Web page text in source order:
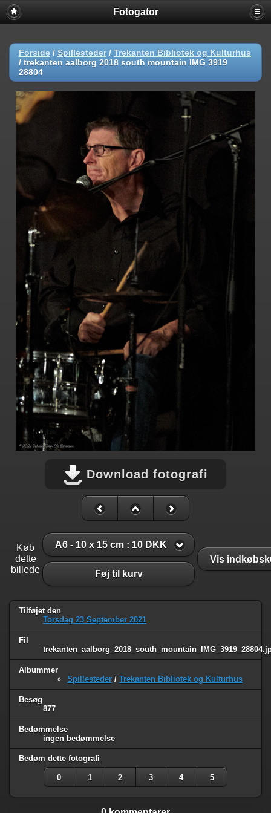
Fotogator
Forside / Spillesteder/ Trekanten Bibliotek og Kulturhus
/ trekanten aalborg 2018 south mountain IMG 3919
28804
Download fotografi
Køb
dette
billede
A6 - 10 x 15 cm : 10 DKK
Føj til kurv
Vis
Tilføjet den
Torsdag 23 September 2021
Fil
Albummer
Spillesteder / Trekanten Bibliotek og Kulturhus
Besøg
877
Bedømmelse
ingen bedømmelse
Bedøm dette fotografi
0 1 2 3 4 5